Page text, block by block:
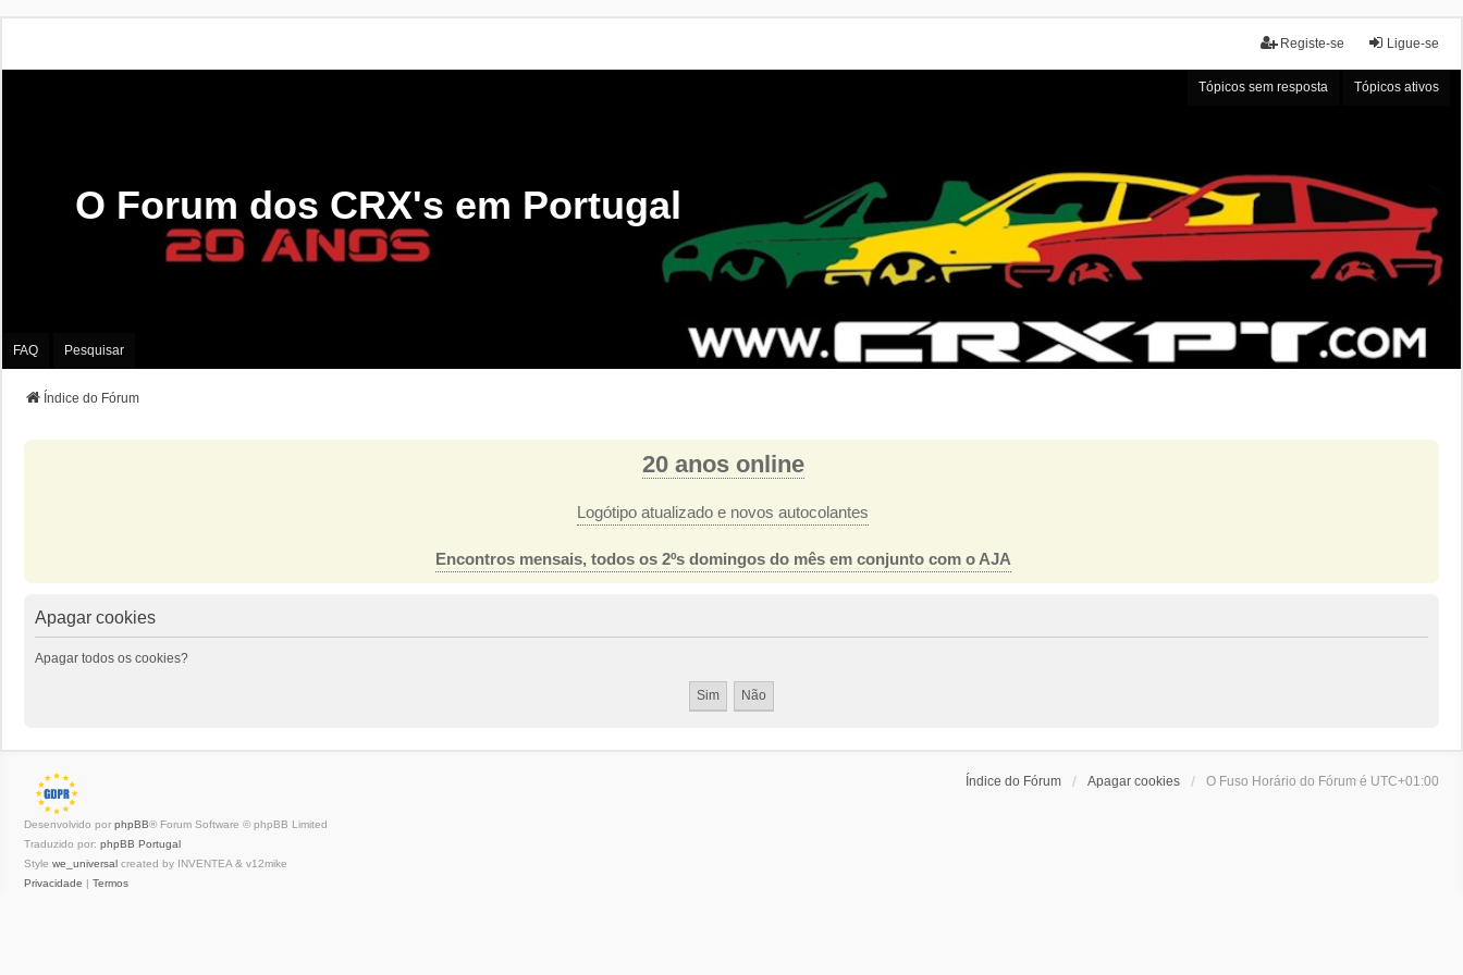
Ligue-se
Registe-se
Tópicos sem resposta Tópicos ativos
O Forum dos CRX's em Portugal
FAQ Pesquisar
Índice do Fórum
20 anos online
Logótipo atualizado e novos autocolantes
Encontros mensais, todos os 2ºs domingos do mês em conjunto com o AJA
Apagar cookies
Apagar todos os cookies?
Índice do Fórum Apagar cookies O Fuso Horário do Fórum é UTC+01:00
Desenvolvido por phpBB® Forum Software © phpBB Limited
Traduzido por: phpBB Portugal
Style we_universal created by INVENTEA & v12mike
Privacidade | Termos